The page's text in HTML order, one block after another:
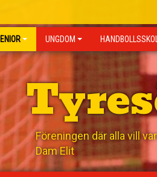
UNGDOM
Föreningen där alla vill
Dam Elit